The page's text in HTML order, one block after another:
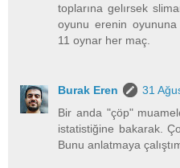
toplarına gelırsek
oyunu erenin
11 oynar her maç.
Burak Eren
31
Bir anda "çöp"
istatistiğine bakarak.
Bunu anlatmaya